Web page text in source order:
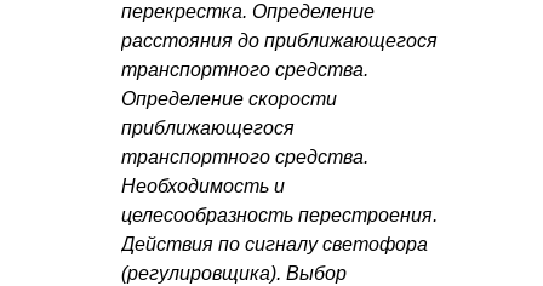
перекрестка. Определение
расстояния до приближающегося
транспортного средства.
Определение скорости
приближающегося
транспортного средства.
Необходимость и
целесообразность перестроения.
Действия по сигналу светофора
(регулировщика). Выбор